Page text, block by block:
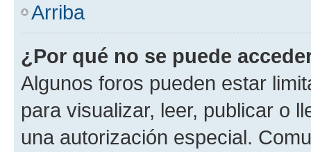
Arriba
¿Por qué no se puede
Algunos foros pueden estar
para visualizar, leer, publicar o
una autorización especial.